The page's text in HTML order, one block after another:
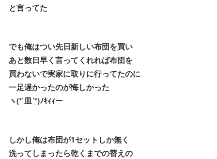
と言ってた
でも俺はつい先日新しい布団を買い
あと数日早く言ってくれれば布団を
買わないで実家に取りに行ってたのに
一足遅かったのが悔しかった
ヽ(*`皿´*)ﾉｷｨｨー
しかし俺は布団が1セットしか無く
洗ってしまったら乾くまでの替えの